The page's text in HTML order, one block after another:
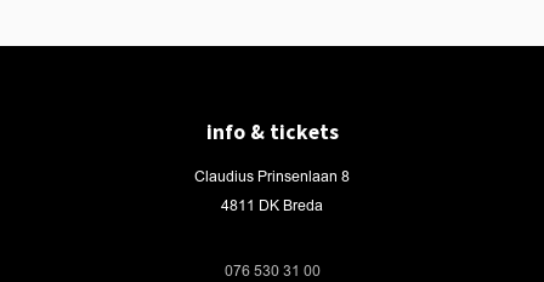
info & tickets
Claudius Prinsenlaan 8
4811 DK Breda
076 530 31 00